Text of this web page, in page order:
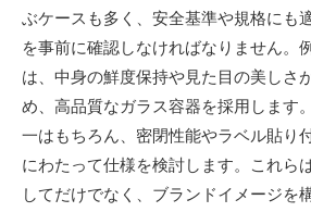
ぶケースも多く、安全基準や規格にも
を事前に確認しなければなりません。
は、中身の鮮度保持や見た目の美しさ
め、高品質なガラス容器を採用します
一はもちろん、密閉性能やラベル貼り
にわたって仕様を検討します。これら
してだけでなく、ブランドイメージを